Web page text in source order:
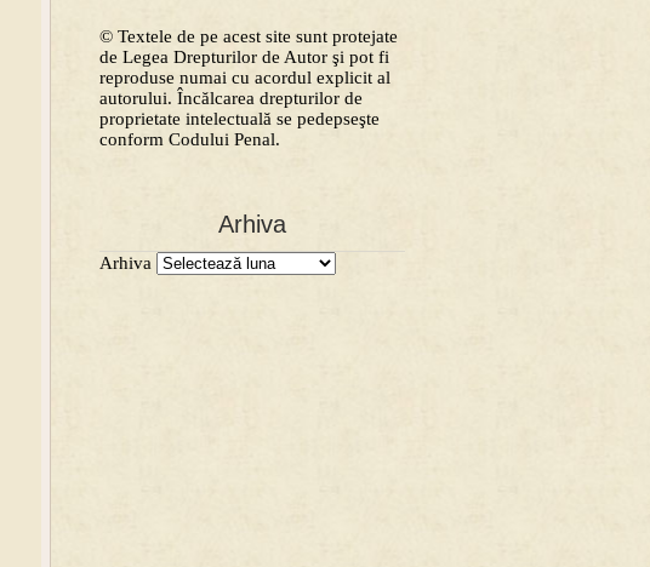
© Textele de pe acest site sunt protejate
de Legea Drepturilor de Autor şi pot fi
reproduse numai cu acordul explicit al
autorului. Încălcarea drepturilor de
proprietate intelectuală se pedepseşte
conform Codului Penal.
Arhiva
Arhiva